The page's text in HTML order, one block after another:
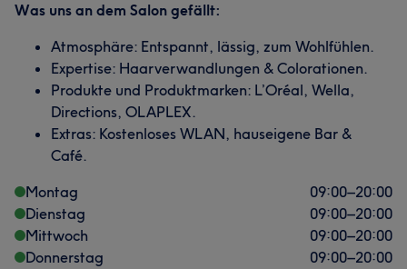
Was uns an dem Salon gefällt:
Atmosphäre: Entspannt, lässig, zum Wohlfühlen.
Expertise: Haarverwandlungen & Colorationen.
Produkte und Produktmarken: L’Oréal, Wella,
Directions, OLAPLEX.
Extras: Kostenloses WLAN, hauseigene Bar &
Café.
Montag
09:00–20:00
Dienstag
09:00–20:00
Mittwoch
09:00–20:00
Donnerstag
09:00–20:00